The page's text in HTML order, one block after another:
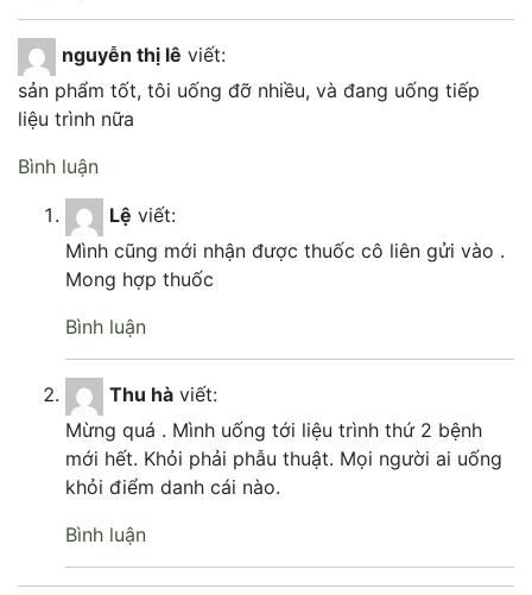
nguyễn thị lê viết:
sản phẩm tốt, tôi uống đỡ nhiều, và đang uống tiếp
liệu trình nữa
Bình luận
Lệ viết:
Mình cũng mới nhận được thuốc cô liên gửi vào .
Mong hợp thuốc
Bình luận
Thu hà viết:
Mừng quá . Mình uống tới liệu trình thứ 2 bệnh
mới hết. Khỏi phải phẫu thuật. Mọi người ai uống
khỏi điểm danh cái nào.
Bình luận